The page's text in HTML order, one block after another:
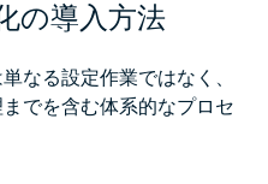
の導入方法
なる設定作業ではなく、
でを含む体系的なプロセ